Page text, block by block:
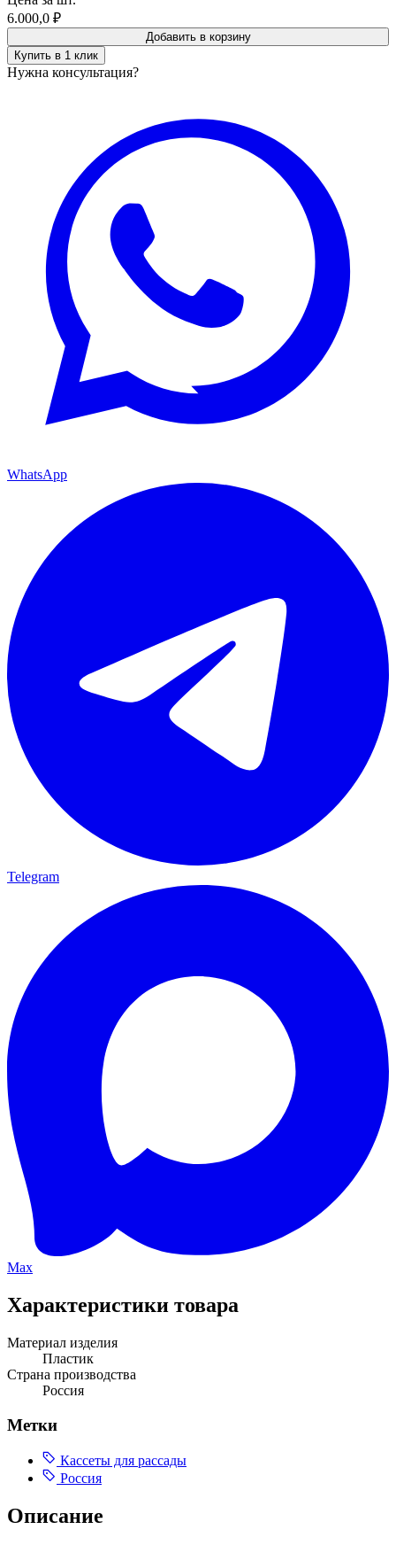
6.000,0 ₽
Добавить в корзину
Купить в 1 клик
Нужна консультация?
WhatsApp
Telegram
Max
Характеристики товара
Материал изделия
Пластик
Страна производства
Россия
Метки
Кассеты для рассады
Россия
Описание